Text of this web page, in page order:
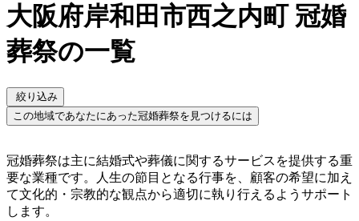
大阪府岸和田市西之内町 冠婚
葬祭の一覧
絞り込み
この地域であなたにあった冠婚葬祭を見つけるには
冠婚葬祭は主に結婚式や葬儀に関するサービスを提供する重
要な業種です。人生の節目となる行事を、顧客の希望に加え
て文化的・宗教的な観点から適切に執り行えるようサポート
します。